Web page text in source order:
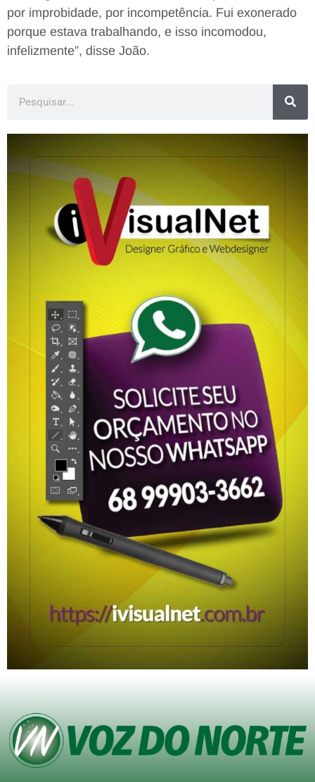
por improbidade, por incompetência. Fui exonerado
porque estava trabalhando, e isso incomodou,
infelizmente”, disse João.